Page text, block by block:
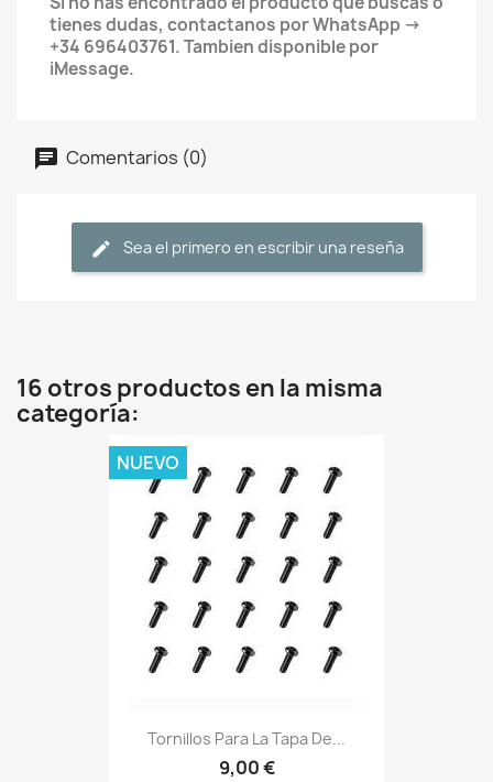
tienes dudas, contactanos por WhatsApp ->
+34 696403761. Tambien disponible por
iMessage.
Comentarios (0)
Sea el primero en escribir una reseña
16 otros productos en la misma
categoría:
Tornillos Para La Tapa De...
9,00 €
NUEVO